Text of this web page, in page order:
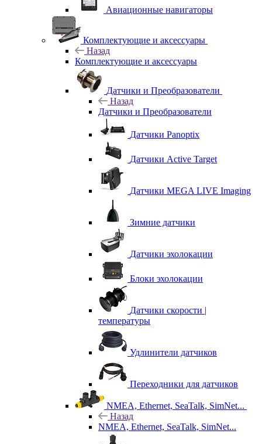
Авиационные навигаторы
Комплектующие и аксессуары
Назад
Комплектующие и аксессуары
Датчики и Преобразователи
Назад
Датчики и Преобразователи
Датчики Panoptix
Датчики Active Target
Датчики MEGA LIVE Imaging
Зимние датчики
Датчики эхолокации
Блоки эхолокации
Датчики скорости |
температуры
Удлинители датчиков
Переходники для датчиков
NMEA, Ethernet, SeaTalk, SimNet...
Назад
NMEA, Ethernet, SeaTalk, SimNet...